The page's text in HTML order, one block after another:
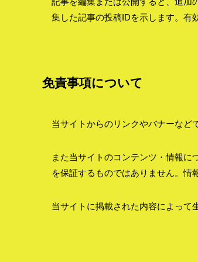
集した記事の投稿IDを示します。有
免責事項について
当サイトからのリンクやバナーなど
また当サイトのコンテンツ・情報
を保証するものではありません。情
当サイトに掲載された内容によって